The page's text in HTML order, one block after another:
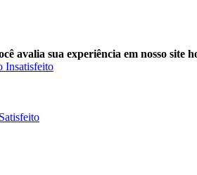
avalia sua experiência em nosso site
Insatisfeito